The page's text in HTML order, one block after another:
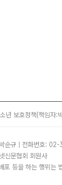
년 보호정책(책임자:
순규 | 전화번호:
신문협회 회원사
등을 하는 행위는